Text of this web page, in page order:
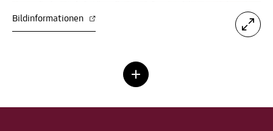
Bildinformationen